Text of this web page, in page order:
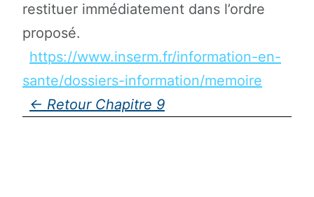
restituer immédiatement dans l’ordre
proposé.
https://www.inserm.fr/information-en-
sante/dossiers-information/memoire
Chapitre 9